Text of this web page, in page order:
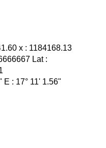
x : 1184168.13
Lat :
E : 17° 11' 1.56"